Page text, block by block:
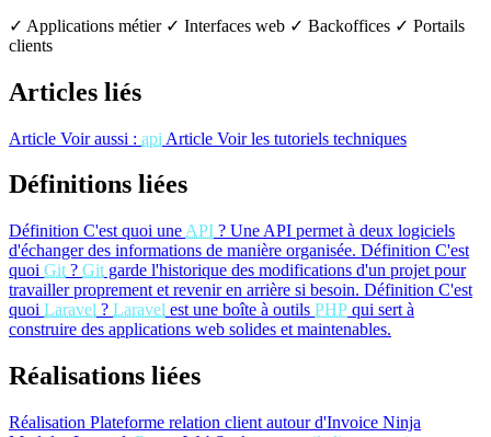
✓ Applications métier ✓ Interfaces web ✓ Backoffices ✓ Portails
clients
Articles liés
Article Voir aussi : api Article Voir les tutoriels techniques
Définitions liées
Définition C'est quoi une API ? Une API permet à deux logiciels
d'échanger des informations de manière organisée. Définition C'est
quoi Git ? Git garde l'historique des modifications d'un projet pour
travailler proprement et revenir en arrière si besoin. Définition C'est
quoi Laravel ? Laravel est une boîte à outils PHP qui sert à
construire des applications web solides et maintenables.
Réalisations liées
Réalisation Plateforme relation client autour d'Invoice Ninja